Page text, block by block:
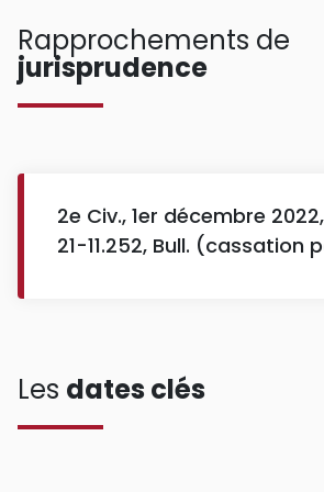
Rapprochements de
jurisprudence
2e Civ., 1er décembre
21-11.252, Bull. (cassation
Les dates clés